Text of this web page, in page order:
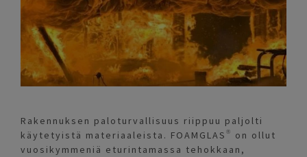
Rakennuksen paloturvallisuus riippuu paljolti
käytetyistä materiaaleista. FOAMGLAS® on ollut
vuosikymmeniä eturintamassa tehokkaan,